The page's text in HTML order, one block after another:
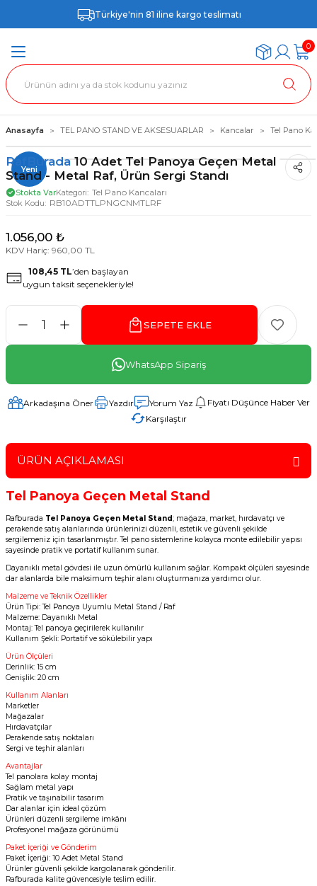
Türkiye'nin 81 iline kargo teslimatı
0
Anasayfa TEL PANO STAND VE AKSESUARLAR Kancalar Tel Pano
Yeni
RafBurada10 Adet Tel Panoya Geçen Metal
Stand - Metal Raf, Ürün Sergi Standı
Stokta VarKategori Tel Pano Kancaları
Stok Kodu RB10ADTTLPNGCNMTLRF
1.056,00 ₺
KDV Hariç: 960,00 TL
108,45 TL’den başlayan
uygun taksit seçenekleriyle!
SEPETE EKLE
WhatsApp Sipariş
Arkadaşına Öner Yazdır Yorum Yaz
Fiyatı Düşünce Haber Ver
Karşılaştır
ÜRÜN AÇIKLAMASI
Tel Panoya Geçen Metal Stand
Rafburada Tel Panoya Geçen Metal Stand; mağaza, market, hırdavatçı ve
perakende satış alanlarında ürünlerinizi düzenli, estetik ve güvenli şekilde
sergilemeniz için tasarlanmıştır. Tel pano sistemlerine kolayca monte edilebilir yapısı
sayesinde pratik ve portatif kullanım sunar.
Dayanıklı metal gövdesi ile uzun ömürlü kullanım sağlar. Kompakt ölçüleri sayesinde
dar alanlarda bile maksimum teşhir alanı oluşturmanıza yardımcı olur.
Malzeme ve Teknik Özellikler
Ürün Tipi: Tel Panoya Uyumlu Metal Stand / Raf
Malzeme: Dayanıklı Metal
Montaj: Tel panoya geçirilerek kullanılır
Kullanım Şekli: Portatif ve sökülebilir yapı
Ürün Ölçüleri
Derinlik: 15 cm
Genişlik: 20 cm
Kullanım Alanları
Marketler
Mağazalar
Hırdavatçılar
Perakende satış noktaları
Sergi ve teşhir alanları
Avantajlar
Tel panolara kolay montaj
Sağlam metal yapı
Pratik ve taşınabilir tasarım
Dar alanlar için ideal çözüm
Ürünleri düzenli sergileme imkânı
Profesyonel mağaza görünümü
Paket İçeriği ve Gönderim
Paket İçeriği: 10 Adet Metal Stand
Ürünler güvenli şekilde kargolanarak gönderilir.
Rafburada kalite güvencesiyle teslim edilir.